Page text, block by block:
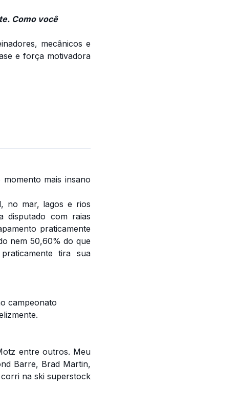
Como você
mecânicos e
e força motivadora
mais insano
no mar, lagos e rios
disputado com raias
praticamente
nem 50,60% do que
tira sua
campeonato
entre outros. Meu
Barre, Brad Martin,
na ski superstock